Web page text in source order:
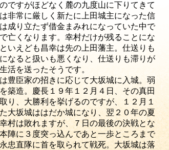
ですがほどなく麓の九度山に下りてきて
非常に厳しく新たに上田城主になった信
成り立たず借金まみれになっていた中で
亡くなります。幸村だけが残ることにな
いえども昌幸は先の上田藩主。仕送りも
なると扱いも悪くなり、仕送りも滞りが
活を送ったそうです。
豊臣家の招きに応じて大坂城に入城。弱
築造。慶長１９年１２月４日、その真田
り、大勝利を挙げるのですが、１２月１
大坂城ははだか城になり、翌２０年の夏
村は敗れますが、７日の最後の決戦とな
陣に３度突っ込んであと一歩ところまで
忠直隊に首を取られて戦死。大坂城は落